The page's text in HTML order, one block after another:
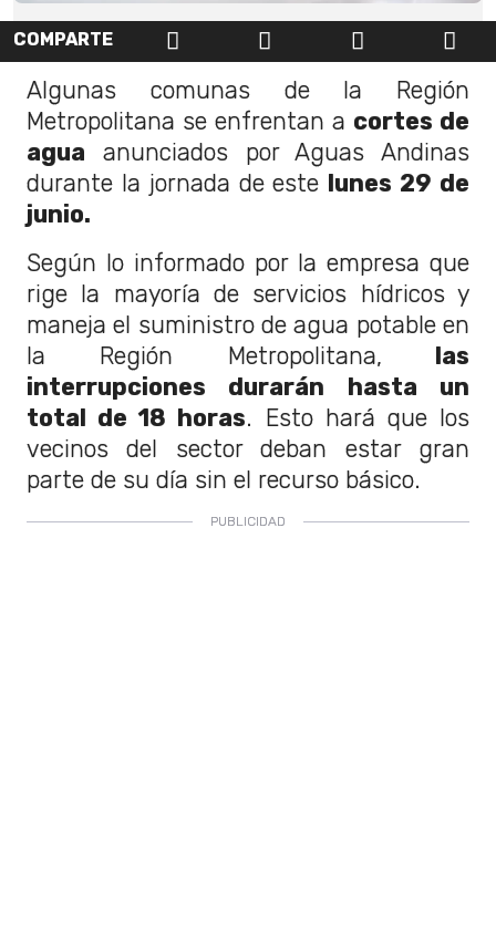
COMPARTE
Algunas comunas de la Región
Metropolitana se enfrentan a cortes de
agua anunciados por Aguas Andinas
durante la jornada de este lunes 29 de
junio.
Según lo informado por la empresa que
rige la mayoría de servicios hídricos y
maneja el suministro de agua potable en
la Región Metropolitana, las
interrupciones durarán hasta un
total de 18 horas. Esto hará que los
vecinos del sector deban estar gran
parte de su día sin el recurso básico.